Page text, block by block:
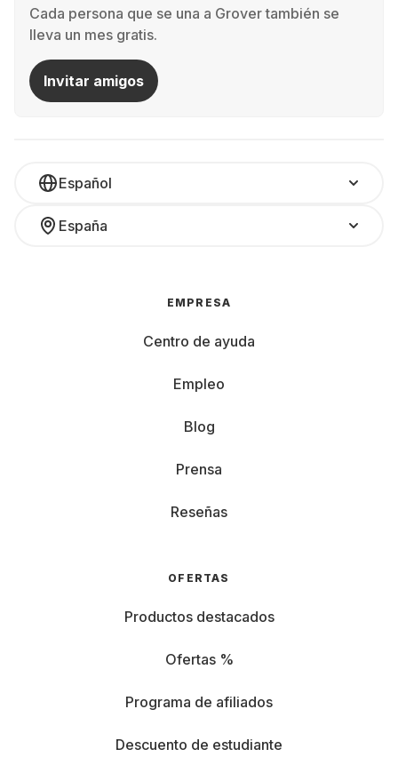
Cada persona que se una a Grover también se
lleva un mes gratis.
Invitar amigos
Español
España
EMPRESA
Centro de ayuda
Empleo
Blog
Prensa
Reseñas
OFERTAS
Productos destacados
Ofertas %
Programa de afiliados
Descuento de estudiante